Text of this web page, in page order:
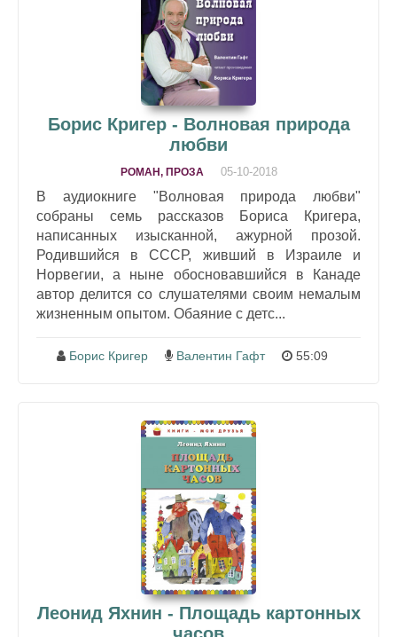
Борис Кригер - Волновая природа
любви
РОМАН, ПРОЗА 05-10-2018
В аудиокниге "Волновая природа любви"
собраны семь рассказов Бориса Кригера,
написанных изысканной, ажурной прозой.
Родившийся в СССР, живший в Израиле и
Норвегии, а ныне обосновавшийся в Канаде
автор делится со слушателями своим немалым
жизненным опытом. Обаяние с детс...
Борис Кригер Валентин Гафт 55:09
Леонид Яхнин - Площадь картонных